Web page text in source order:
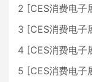
2 [CES消费电子
3 [CES消费电子
4 [CES消费电子
5 [CES消费电子